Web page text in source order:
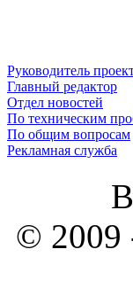
Руководитель
Главный редактор
Отдел новостей
По техническим
По общим вопросам
Рекламная служба
© 2009